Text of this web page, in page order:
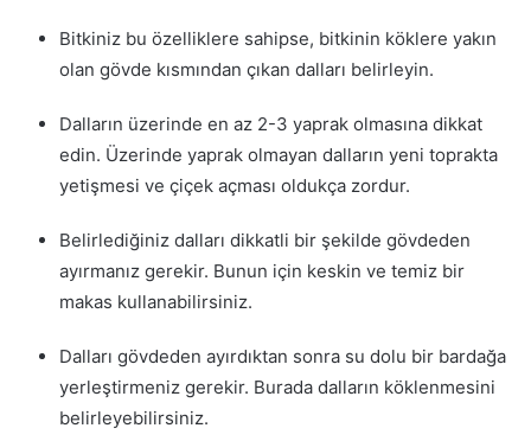
Bitkiniz bu özelliklere sahipse, bitkinin köklere yakın
olan gövde kısmından çıkan dalları belirleyin.
Dalların üzerinde en az 2-3 yaprak olmasına dikkat
edin. Üzerinde yaprak olmayan dalların yeni toprakta
yetişmesi ve çiçek açması oldukça zordur.
Belirlediğiniz dalları dikkatli bir şekilde gövdeden
ayırmanız gerekir. Bunun için keskin ve temiz bir
makas kullanabilirsiniz.
Dalları gövdeden ayırdıktan sonra su dolu bir bardağa
yerleştirmeniz gerekir. Burada dalların köklenmesini
belirleyebilirsiniz.